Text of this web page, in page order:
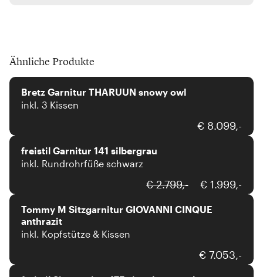
Ähnliche Produkte
Bretz Garnitur THARUUN snowy owl
inkl. 3 Kissen
€ 8.099,-
freistil
freistil Garnitur 141 silbergrau
inkl. Rundrohrfüße schwarz
€ 2.799,- € 1.999,-
tommy-m
Tommy M Sitzgarnitur GIOVANNI CINQUE
anthrazit
inkl. Kopfstütze & Kissen
€ 7.053,-
freistil